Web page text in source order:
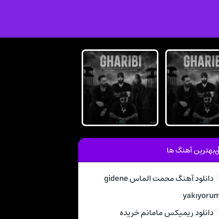
بهترین آهنگ ها
دانلود آهنگ محمت الماس gidene
دانلود ریمیکس مامانم خریده